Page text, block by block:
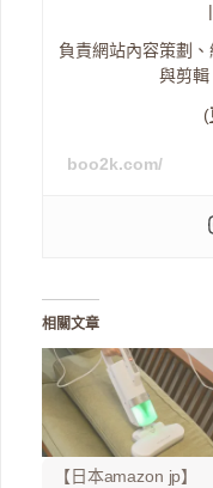
負責網站內容策劃
與剪輯
(
boo2k.com/
相關文章
【日本amazon jp】